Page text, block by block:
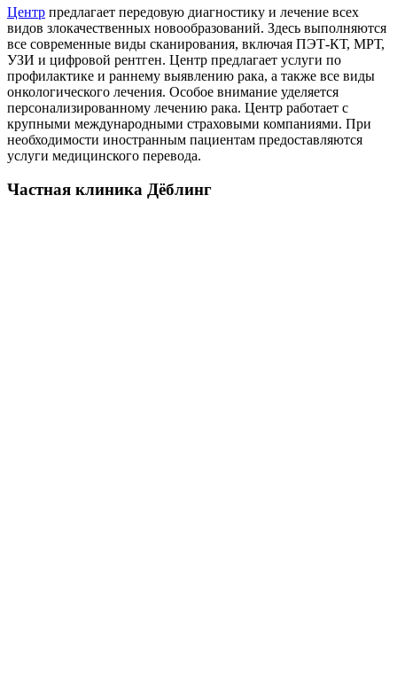
Центр предлагает передовую диагностику и лечение всех
видов злокачественных новообразований. Здесь выполняются
все современные виды сканирования, включая ПЭТ-КТ, МРТ,
УЗИ и цифровой рентген. Центр предлагает услуги по
профилактике и раннему выявлению рака, а также все виды
онкологического лечения. Особое внимание уделяется
персонализированному лечению рака. Центр работает с
крупными международными страховыми компаниями. При
необходимости иностранным пациентам предоставляются
услуги медицинского перевода.
Частная клиника Дёблинг